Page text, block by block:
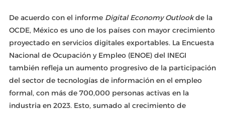
De acuerdo con el informe Digital Economy Outlookde la
OCDE, México es uno de los países con mayor crecimiento
proyectado en servicios digitales exportables. La Encuesta
Nacional de Ocupación y Empleo (ENOE) del INEGI
también refleja un aumento progresivo de la participación
del sector de tecnologías de información en el empleo
formal, con más de 700,000 personas activas en la
industria en 2023. Esto, sumado al crecimiento de